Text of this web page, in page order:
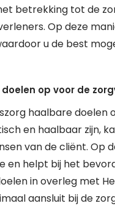
betrekking tot de
Op deze
u de best
op voor de
haalbare
en haalbaar zijn,
van de cliënt. Op
en helpt bij het
in overleg met
aansluit bij de